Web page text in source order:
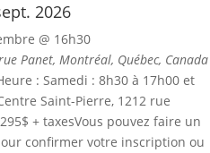
2026
@ 16h30
Panet, Montréal, Québec, Canada
: Samedi : 8h30 à 17h00 et
Saint-Pierre, 1212 rue
+ taxesVous pouvez faire un
confirmer votre inscription ou